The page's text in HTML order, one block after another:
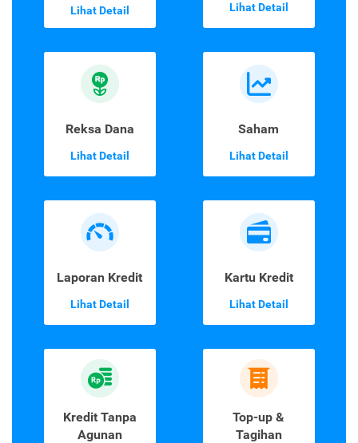
Lihat Detail Lihat Detail
Reksa Dana
Lihat Detail
Saham
Lihat Detail
Laporan Kredit
Lihat Detail
Kartu Kredit
Lihat Detail
Kredit Tanpa
Agunan
Top-up &
Tagihan